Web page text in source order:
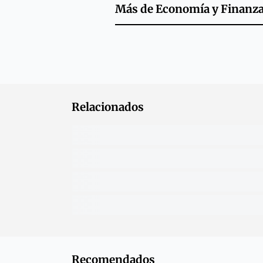
Más deEconomía y
Relacionados
Recomendados